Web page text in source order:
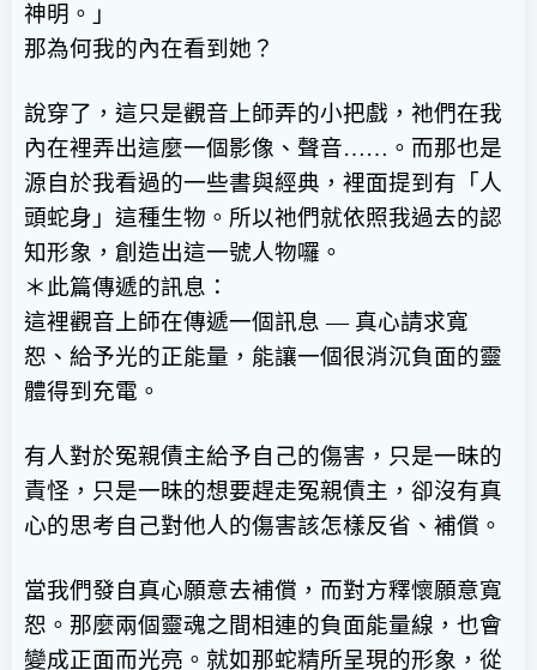
神明。」
那為何我的內在看到她？
說穿了，這只是觀音上師弄的小把戲，祂們在我
內在裡弄出這麼一個影像、聲音…… 。而那也是
源自於我看過的一些書與經典，裡面提到有「人
頭蛇身」這種生物。所以祂們就依照我過去的認
知形象，創造出這一號人物囉。
＊此篇傳遞的訊息：
這裡觀音上師在傳遞一個訊息 — 真心請求寬
恕、給予光的正能量，能讓一個很消沉負面的靈
體得到充電。
有人對於冤親債主給予自己的傷害，只是一昧的
責怪，只是一昧的想要趕走冤親債主，卻沒有真
心的思考自己對他人的傷害該怎樣反省、補償。
當我們發自真心願意去補償，而對方釋懷願意寬
恕。那麼兩個靈魂之間相連的負面能量線，也會
變成正面而光亮。就如那蛇精所呈現的形象，從